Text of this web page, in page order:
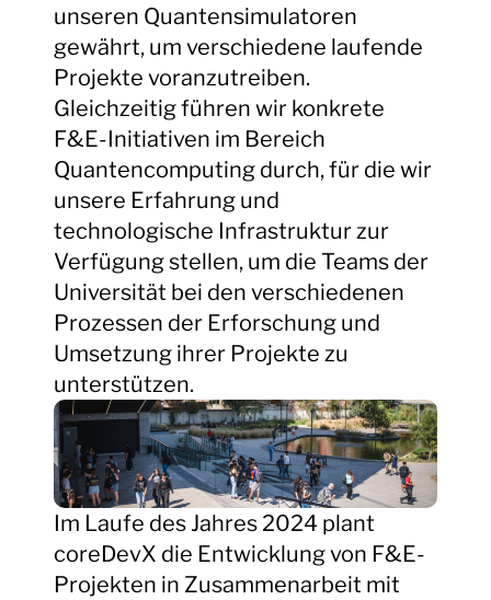
unseren Quantensimulatoren
gewährt, um verschiedene laufende
Projekte voranzutreiben.
Gleichzeitig führen wir konkrete
F&E-Initiativen im Bereich
Quantencomputing durch, für die wir
unsere Erfahrung und
technologische Infrastruktur zur
Verfügung stellen, um die Teams der
Universität bei den verschiedenen
Prozessen der Erforschung und
Umsetzung ihrer Projekte zu
unterstützen.
Im Laufe des Jahres 2024 plant
coreDevX die Entwicklung von F&E-
Projekten in Zusammenarbeit mit